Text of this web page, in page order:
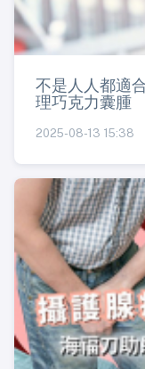
不是人人都適
理巧克力囊腫
2025-08-13 15:38